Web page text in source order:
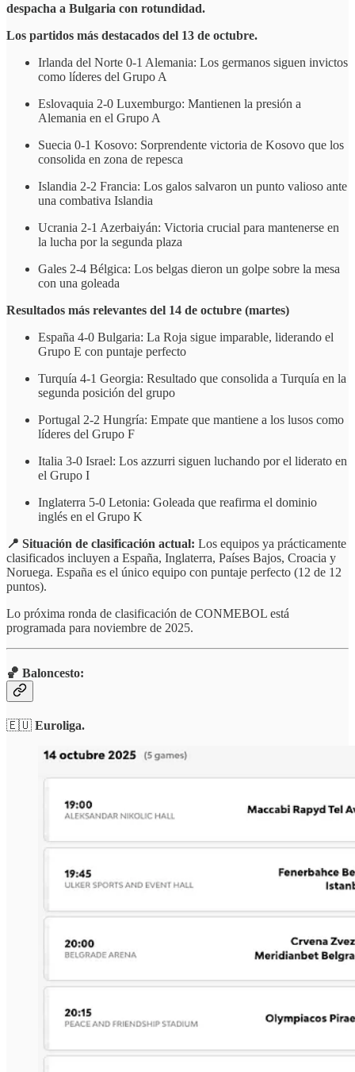
despacha a Bulgaria con rotundidad.
Los partidos más destacados del 13 de octubre.
Irlanda del Norte 0-1 Alemania: Los germanos siguen invictos
como líderes del Grupo A
Eslovaquia 2-0 Luxemburgo: Mantienen la presión a
Alemania en el Grupo A
Suecia 0-1 Kosovo: Sorprendente victoria de Kosovo que los
consolida en zona de repesca
Islandia 2-2 Francia: Los galos salvaron un punto valioso ante
una combativa Islandia
Ucrania 2-1 Azerbaiyán: Victoria crucial para mantenerse en
la lucha por la segunda plaza
Gales 2-4 Bélgica: Los belgas dieron un golpe sobre la mesa
con una goleada
Resultados más relevantes del 14 de octubre (martes)
España 4-0 Bulgaria: La Roja sigue imparable, liderando el
Grupo E con puntaje perfecto
Turquía 4-1 Georgia: Resultado que consolida a Turquía en la
segunda posición del grupo
Portugal 2-2 Hungría: Empate que mantiene a los lusos como
líderes del Grupo F
Italia 3-0 Israel: Los azzurri siguen luchando por el liderato en
el Grupo I
Inglaterra 5-0 Letonia: Goleada que reafirma el dominio
inglés en el Grupo K
📍 Situación de clasificación actual: Los equipos ya prácticamente
clasificados incluyen a España, Inglaterra, Países Bajos, Croacia y
Noruega. España es el único equipo con puntaje perfecto (12 de 12
puntos).
Lo próxima ronda de clasificación de CONMEBOL está
programada para noviembre de 2025.
🏀 Baloncesto:
🇪🇺 Euroliga.